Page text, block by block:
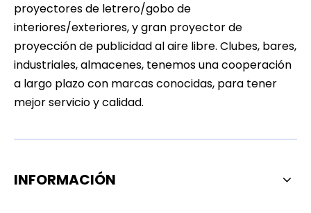
proyectores de letrero/gobo de
interiores/exteriores, y gran proyector de
proyección de publicidad al aire libre. Clubes, bares,
industriales, almacenes, tenemos una cooperación
a largo plazo con marcas conocidas, para tener
mejor servicio y calidad.
INFORMACIÓN